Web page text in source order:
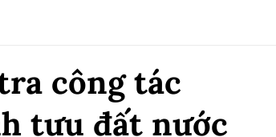
công tác
tựu đất nước